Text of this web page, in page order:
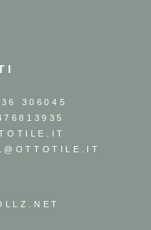
306045